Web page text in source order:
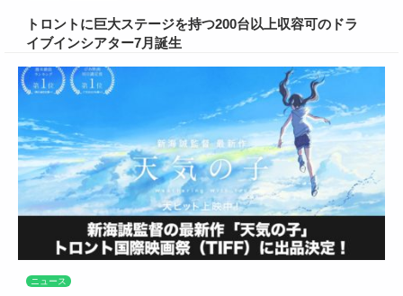
トロントに巨大ステージを持つ200台以上収容可のドラ
イブインシアター7月誕生
ニュース